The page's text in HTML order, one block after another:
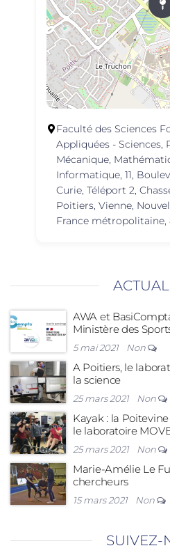
Faculté des Sciences
Appliquées - Sciences,
Mécanique,
Informatique, 11,
Curie, Téléport 2,
Poitiers, Vienne,
France métropolitaine,
AWA et
Ministère des
5 mai 2021 Non
A Poitiers, le
la science
25 mars 2021 Non
Kayak : la
le laboratoire
25 mars 2021 Non
Marie-Amélie Le
chercheurs
15 mars 2021 Non
SUIVEZ-